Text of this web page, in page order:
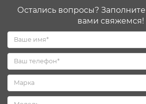
Остались вопросы?
вами свяжемся!